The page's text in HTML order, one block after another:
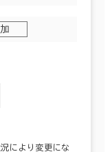
により変更にな